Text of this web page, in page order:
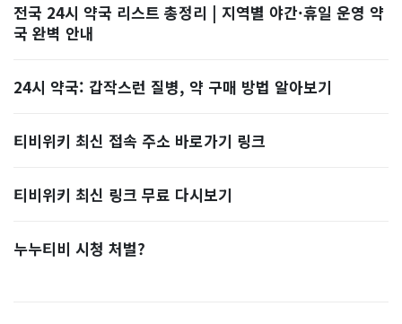
전국 24시 약국 리스트 총정리 | 지역별 야간·휴일 운영 약
국 완벽 안내
24시 약국: 갑작스런 질병, 약 구매 방법 알아보기
티비위키 최신 접속 주소 바로가기 링크
티비위키 최신 링크 무료 다시보기
누누티비 시청 처벌?